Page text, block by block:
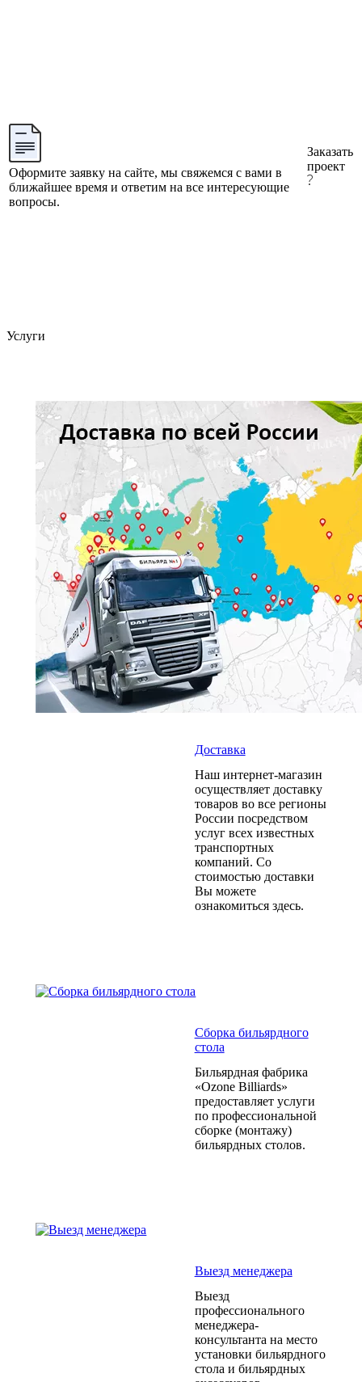
Оформите заявку на сайте, мы свяжемся с вами в
ближайшее время и ответим на все интересующие
вопросы.
Заказать
проект
Услуги
Доставка
Наш интернет-магазин
осуществляет доставку
товаров во все регионы
России посредством
услуг всех известных
транспортных
компаний. Со
стоимостью доставки
Вы можете
ознакомиться здесь.
Сборка бильярдного
стола
Бильярдная фабрика
«Ozone Billiards»
предоставляет услуги
по профессиональной
сборке (монтажу)
бильярдных столов.
Выезд менеджера
Выезд
профессионального
менеджера-
консультанта на место
установки бильярдного
стола и бильярдных